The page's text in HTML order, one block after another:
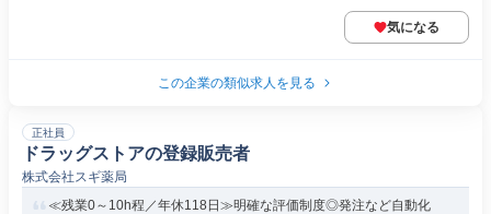
気になる
この企業の類似求人を見る
正社員
ドラッグストアの登録販売者
株式会社スギ薬局
≪残業0～10h程／年休118日≫明確な評価制度◎発注など自動化